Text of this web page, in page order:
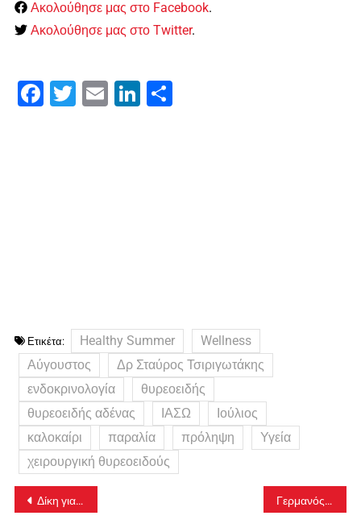
Ακολούθησε μας στο Facebook.
Ακολούθησε μας στο Twitter.
Facebook
Twitter Email LinkedIn
Ετικέτα: Healthy Summer
Wellness
Αύγουστος
Δρ Σταύρος Τσιριγωτάκης
ενδοκρινολογία
θυρεοειδής
θυρεοειδής αδένας
ΙΑΣΩ
Ιούλιος
καλοκαίρι
παραλία πρόληψη
Υγεία
χειρουργική θυρεοειδούς
Πλοήγηση
άρθρων
Δίκη για τα Τέμπη: Διορίστηκαν οι συνήγοροι για τον έναν εκ των 36 κατηγορουμένων Γερμανός τουρίστας ανασύρθηκε χωρίς τις αισθήσεις του από παραλία της Χαλκιδικής